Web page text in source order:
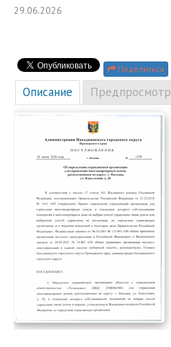
29.06.2026
Поделиться
Описание Предпросмотр